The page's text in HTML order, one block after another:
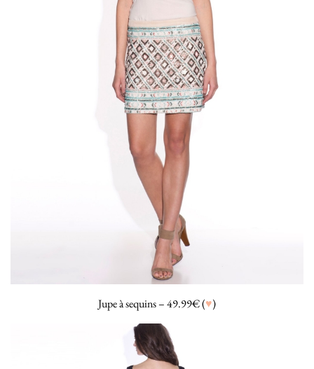
Jupe à sequins – 49.99€ (♥)